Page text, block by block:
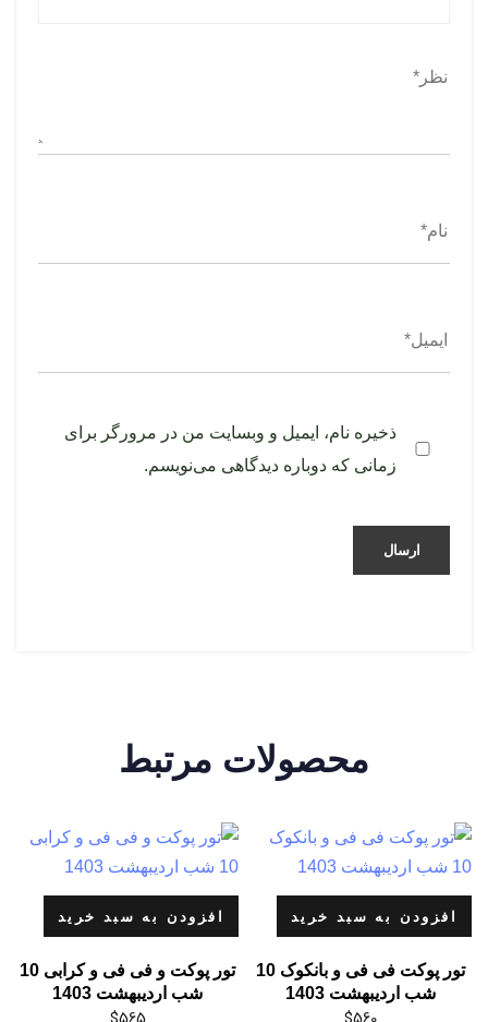
ذخیره نام، ایمیل و وبسایت من در مرورگر برای
زمانی که دوباره دیدگاهی می‌نویسم.
محصولات مرتبط
افزودن به سبد خرید
تور پوکت فی فی و بانکوک 10
شب اردیبهشت 1403
افزودن به سبد خرید
تور پوکت و فی فی و کرابی 10
شب اردیبهشت 1403